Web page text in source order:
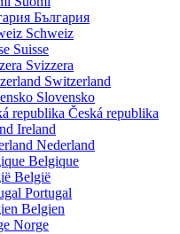
България
Schweiz
Suisse
Svizzera
Switzerland
Slovensko
Česká republika
Ireland
Nederland
Belgique
België
Portugal
Belgien
Norge